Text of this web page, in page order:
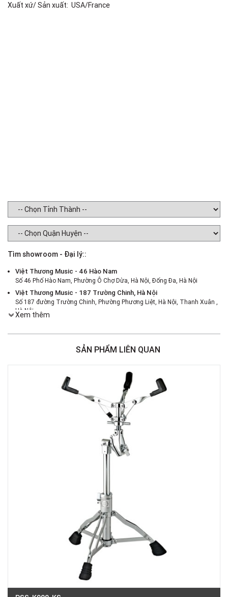
Xuất xứ/ Sản xuất: USA/France
Tìm showroom - Đại lý::
Việt Thương Music - 46 Hào Nam
Số 46 Phố Hào Nam, Phường Ô Chợ Dừa, Hà Nội, Đống Đa, Hà Nội
Việt Thương Music - 187 Trường Chinh, Hà Nội
Số 187 đường Trường Chinh, Phường Phương Liệt, Hà Nội, Thanh Xuân ,
Hà Nội
386 Cách Mạng Tháng Tám, Phường Nhiêu Lộc, TPHCM, Quận 3, Hồ Chí
Việt Thương Music - 369 Điện Biên Phủ
Việt Thương Music - 180 Võ Thị Sáu
180B Võ Thị Sáu, Phường Xuân Hòa, TPHCM, Quận 3, Hồ Chí Minh
Việt Thương Music - Crescent Mall
6F-01 Tầng 6 Trung Tâm Thương Mại Crescent Mall, 101 Tôn Dật Tiên,
Phường Tân Mỹ, TPHCM, Quận 7, Hồ Chí Minh
Việt Thương Music - 49E Phan Đăng Lưu
49E Phan Đăng Lưu, Phường Bình Thạnh, TPHCM, Quận Bình Thạnh, Hồ
Việt Thương Music - Phường Gò Vấp
11 Đường số 3, Khu dân cư Cityland Park Hill, Phường Gò Vấp, TPHCM,
Việt Thương Music - 442 Lũy Bán Bích
442 Lũy Bán Bích, Phường Tân Phú, TPHCM, Quận Tân Phú, Hồ Chí Minh
Việt Thương Music - 12 Quốc Hương
Tầng G, Tòa nhà Thảo Điền Pearl, 12 Quốc Hương, Phường An Khánh,
TPHCM, Quận 2, Hồ Chí Minh
Việt Thương Music - 357 Cộng Hòa
357 Cộng Hòa, Phường Tân Bình, TPHCM, Quận Tân Bình, Hồ Chí Minh
Việt Thương Music - 6F Ngô Thời Nhiệm
6F Ngô Thời Nhiệm, Phường Xuân Hòa, TPHCM, Quận 3, Hồ Chí Minh
Việt Thương Music - Thanh Khê
344 Nguyễn Văn Linh, Phường Thanh Khê, Đà Nẵng, Thanh Khê, Đà Nẵng
Xem thêm
SẢN PHẨM LIÊN QUAN